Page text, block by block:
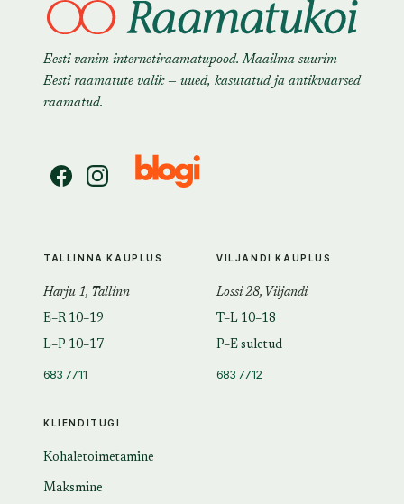
Eesti vanim internetiraamatupood. Maailma suurim
Eesti raamatute valik — uued, kasutatud ja antikvaarsed
raamatud.
KLIENDITUGI
Kohaletoimetamine
Maksmine
TALLINNA KAUPLUS
Harju 1, Tallinn
E–R 10–19
L–P 10–17
683 7711
VILJANDI KAUPLUS
Lossi 28, Viljandi
T–L 10–18
P–E suletud
683 7712